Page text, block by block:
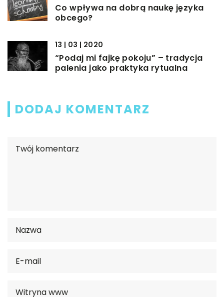
Co wpływa na dobrą naukę języka
obcego?
13 | 03 | 2020
“Podaj mi fajkę pokoju” – tradycja
palenia jako praktyka rytualna
DODAJ KOMENTARZ